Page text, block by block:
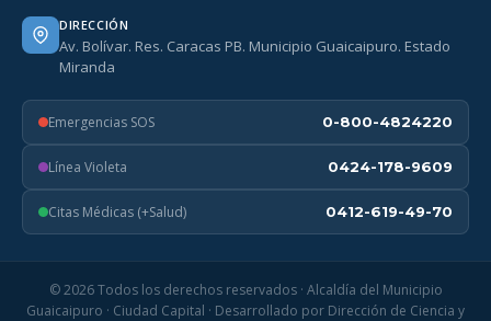
DIRECCIÓN
Av. Bolívar. Res. Caracas PB. Municipio Guaicaipuro. Estado
Miranda
Emergencias SOS 0-800-4824220
Línea Violeta 0424-178-9609
Citas Médicas (+Salud) 0412-619-49-70
© 2026 Todos los derechos reservados · Alcaldía del Municipio
Guaicaipuro · Ciudad Capital · Desarrollado por Dirección de Ciencia y